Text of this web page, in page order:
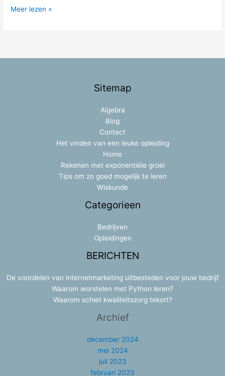
Meer lezen »
Sitemap
Algebra
Blog
Contact
Het vinden van een leuke opleiding
Home
Rekenen met exponentiële groei
Tips om zo goed mogelijk te leren
Wiskunde
Categorieen
Bedrijven
Opleidingen
BERICHTEN
De voordelen van internetmarketing uitbesteden voor jouw bedrijf
Waarom worstelen met Python leren?
Waarom schiet kwaliteitszorg tekort?
Archief
december 2024
mei 2024
juli 2023
februari 2023